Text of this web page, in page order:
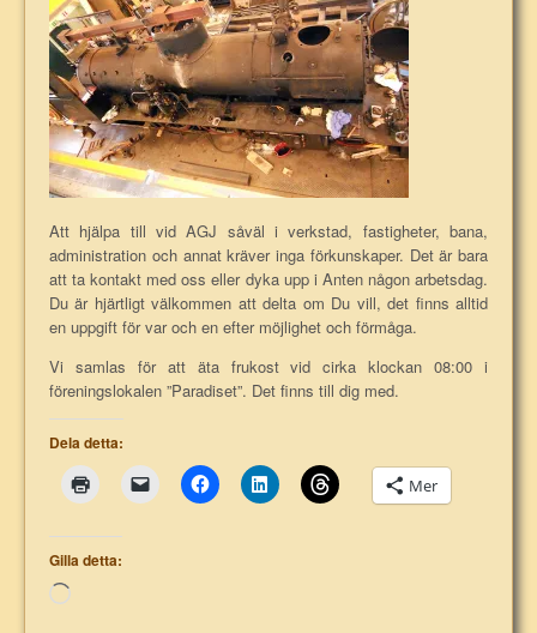
Att hjälpa till vid AGJ såväl i verkstad, fastigheter, bana,
administration och annat kräver inga förkunskaper. Det är bara
att ta kontakt med oss eller dyka upp i Anten någon arbetsdag.
Du är hjärtligt välkommen att delta om Du vill, det finns alltid
en uppgift för var och en efter möjlighet och förmåga.
Vi samlas för att äta frukost vid cirka klockan 08:00 i
föreningslokalen ”Paradiset”. Det finns till dig med.
Dela detta:
Mer
Gilla detta:
Laddar